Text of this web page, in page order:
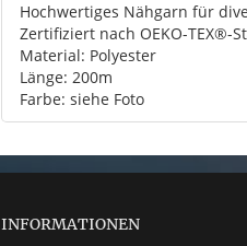
Hochwertiges Nähgarn für
Zertifiziert nach OEKO-TEX®-
Material: Polyester
Länge: 200m
Farbe: siehe Foto
INFORMATIONEN